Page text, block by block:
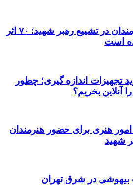
حضور پررنگ هنرمندان در تشییع رهبر شهید؛ ۷۰ اثر
است
تجهیزات اندازه گیری؛ چطور
آنلاین بخریم؟
هنری برای حضور هنرمندان
شهید
بیهوشی در شرق تهران